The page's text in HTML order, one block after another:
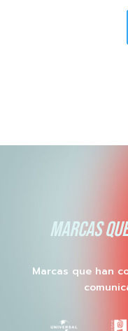
MARCAS
Marcas que han